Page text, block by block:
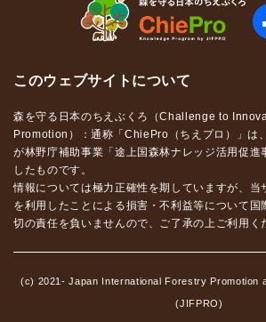
このウェブサイトについて
森を守る日本のちえぶくろ（Challenge to
Promotion）：通称「ChiePro（ちえプロ）」は
が林野庁補助事業「途上国森林ナレッジ活用促進
したものです。
情報については極力正確性を期していますが、当
を利用したことによる損害・不利益等について国
切の責任を負いませんので、ご了承の上ご利用く
(c) 2021- Japan International Forestry Promotion
(JIFPRO)